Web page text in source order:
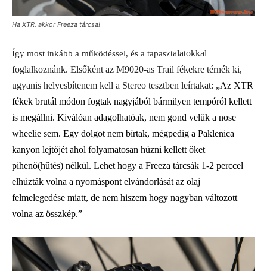
Ha XTR, akkor Freeza tárcsa!
Így most inkább a működéssel, és a tapasztalatokkal
foglalkoznánk. Elsőként az M9020-as Trail fékekre térnék ki,
ugyanis helyesbítenem kell a Stereo tesztben leírtakat: „Az XTR
fékek brutál módon fogtak nagyjából bármilyen tempóról kellett
is megállni. Kiválóan adagolhatóak, nem gond velük a nose
wheelie sem. Egy dolgot nem bírtak, mégpedig a Paklenica
kanyon lejtőjét ahol folyamatosan húzni kellett őket
pihenő(hűtés) nélkül. Lehet hogy a Freeza tárcsák 1-2 perccel
elhúzták volna a nyomáspont elvándorlását az olaj
felmelegedése miatt, de nem hiszem hogy nagyban változott
volna az összkép.”